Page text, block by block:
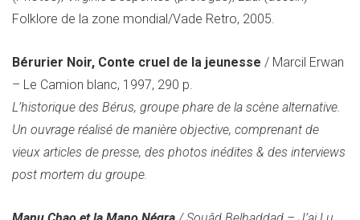
Folklore de la zone mondial/Vade Retro, 2005.
Bérurier Noir, Conte cruel de la jeunesse / Marcil Erwan
– Le Camion blanc, 1997, 290 p.
L’historique des Bérus, groupe phare de la scène alternative.
Un ouvrage réalisé de manière objective, comprenant de
vieux articles de presse, des photos inédites & des interviews
post mortem du groupe.